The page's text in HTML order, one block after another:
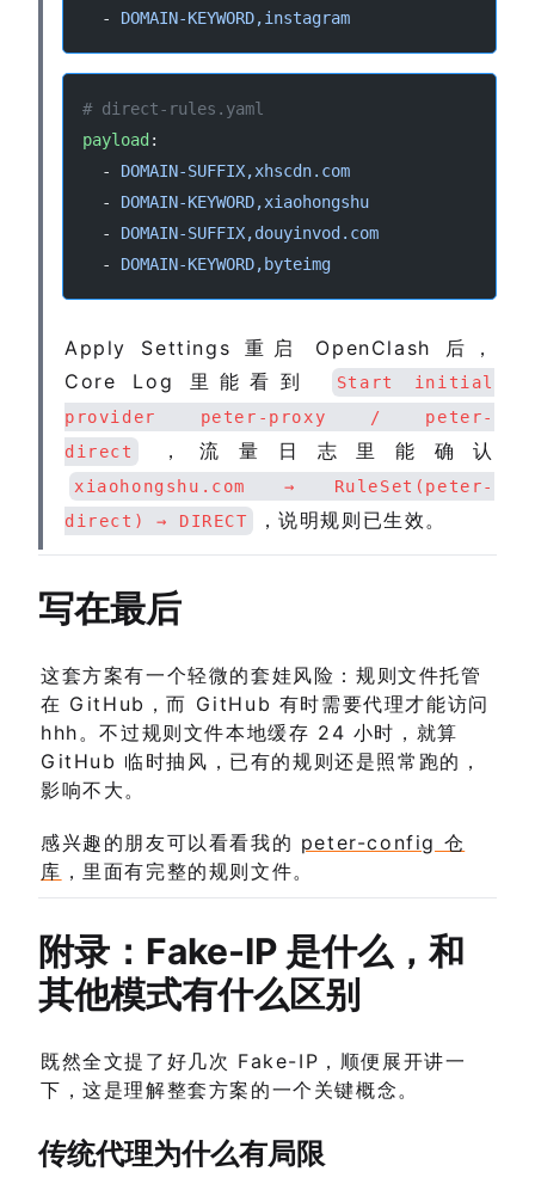
  -
DOMAIN-KEYWORD,instagram
# direct-rules.yaml
payload :
  -
DOMAIN-SUFFIX,xhscdn.com
  -
DOMAIN-KEYWORD,xiaohongshu
  -
DOMAIN-SUFFIX,douyinvod.com
  -
DOMAIN-KEYWORD,byteimg
Apply Settings 重启 OpenClash 后，
Core Log 里能看到
Start initial
provider peter-proxy / peter-
direct
，流量日志里能确认
xiaohongshu.com → RuleSet(peter-
direct) → DIRECT
，说明规则已生效。
写在最后
这套方案有一个轻微的套娃风险：规则文件托管
在 GitHub，而 GitHub 有时需要代理才能访问
hhh。不过规则文件本地缓存 24 小时，就算
GitHub 临时抽风，已有的规则还是照常跑的，
影响不大。
感兴趣的朋友可以看看我的 peter-config 仓
库 ，里面有完整的规则文件。
附录：Fake-IP 是什么，和
其他模式有什么区别
既然全文提了好几次 Fake-IP，顺便展开讲一
下，这是理解整套方案的一个关键概念。
传统代理为什么有局限